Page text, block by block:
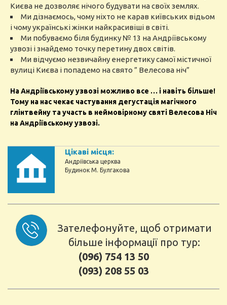
Києва не дозволяє нічого будувати на своїх землях.
Ми дізнаємось, чому ніхто не карав київських відьом
і чому українські жінки найкрасивіші в світі.
Ми побуваємо біля будинку № 13 на Андріївському
узвозі і знайдемо точку перетину двох світів.
Ми відчуємо незвичайну енергетику самої містичної
вулиці Києва і попадемо на свято ” Велесова ніч”
На Андріївському узвозі можливо все … і навіть більше!
Тому на нас чекає частування дегустація магічного
глінтвейну та участь в неймовірному святі Велесова Ніч
на Андріївському узвозі.
Цікаві місця:
Андріївська церква
Будинок М. Булгакова
Зателефонуйте, щоб отримати
більше інформації про тур:
(096) 754 13 50
(093) 208 55 03